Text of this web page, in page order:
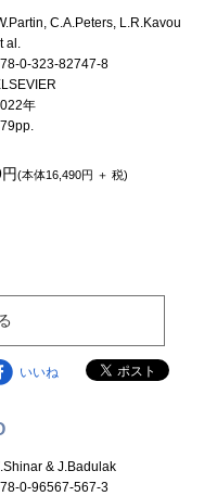
C.A.Peters, L.R.Kavou
al.
0-323-82747-8
年
(本体16,490円 ＋ 税)
いいね
& J.Badulak
0-96567-567-3